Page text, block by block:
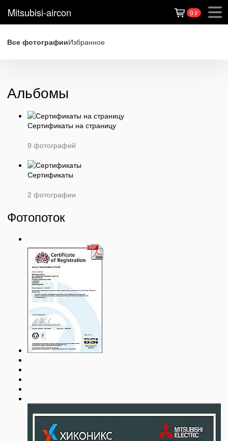
Mitsubisi-aircon 0 ₽
Все фотографииИзбранное
Альбомы
Сертификаты на страницу
9 фотографий
Сертификаты
2 фотографии
Фотопоток